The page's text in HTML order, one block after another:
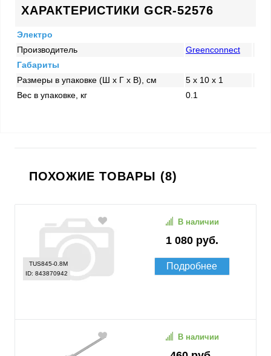
ХАРАКТЕРИСТИКИ GCR-52576
Электро
Производитель
Greenconnect
Габариты
Размеры в упаковке (Ш x Г x В), см
5 x 10 x 1
Вес в упаковке, кг
0.1
ПОХОЖИЕ ТОВАРЫ (8)
TUS845-0.8M
ID: 843870942
1 080 руб.
В наличии
Подробнее
В наличии